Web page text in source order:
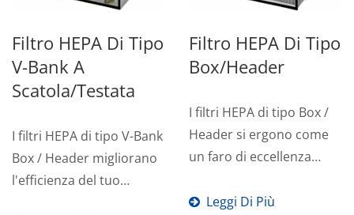
Filtro HEPA Di Tipo
V-Bank A
Scatola/testata
I filtri HEPA di tipo V-Bank
Box / Header migliorano
l'efficienza del tuo
Filtro HEPA Di Tipo
Box/Header
I filtri HEPA di tipo Box /
Header si ergono come
un faro di eccellenza
Leggi Di Più